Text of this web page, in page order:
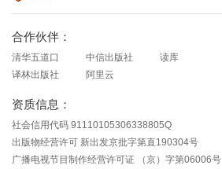
合作伙伴：
清华五道口 中信出版社 读库
译林出版社
阿里云
资质信息：
社会信用代码 91110105306338805Q
出版物经营许可 新出发京批字第直190304号
广播电视节目制作经营许可证 （京）字第06006号